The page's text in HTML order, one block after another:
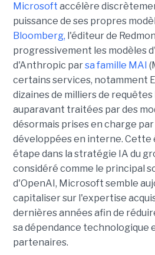
Microsoft accélère
puissance de ses propres
Bloomberg, l'éditeur de
progressivement les modèles
d'Anthropic parsa famille MAI
certains services, notamment
dizaines de milliers de
auparavant traitées par des
désormais prises en charge
développées en interne. Cette
étape dans la stratégie IA du
considéré comme le principal
d'OpenAI, Microsoft semble
capitaliser sur l'expertise
dernières années afin de
sa dépendance technologique
partenaires.